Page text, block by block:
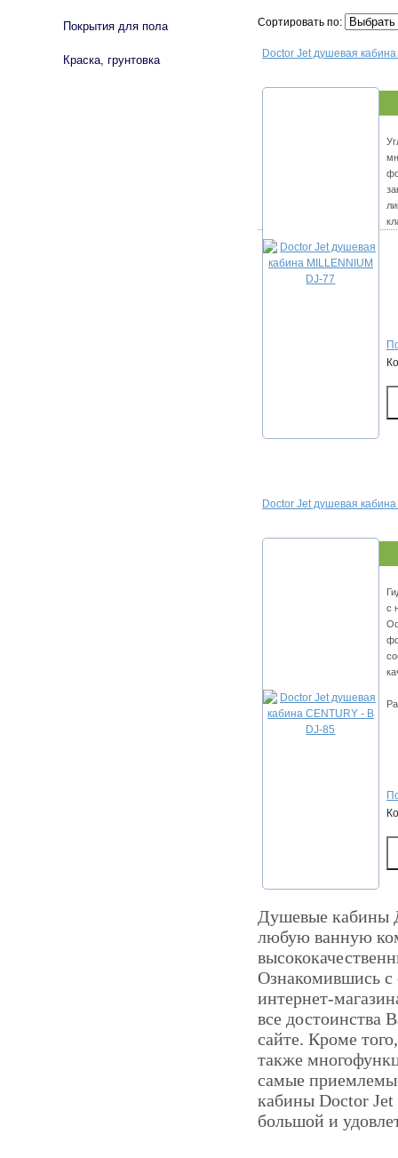
Сортировать по:
Doctor Jet душевая
Doctor Jet душевая
с
Душевые кабины
любую ванную
Ознакомившись с
интернет-
все достоинства
сайте. Кроме
также
самые
кабины Doctor Jet
большой и
Покрытия для пола
Краска, грунтовка